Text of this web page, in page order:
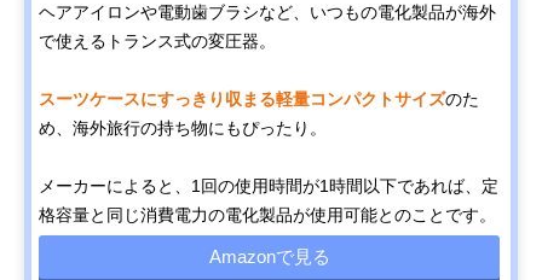
ヘアアイロンや電動歯ブラシなど、いつもの電化製品が海外
で使えるトランス式の変圧器。
スーツケースにすっきり収まる軽量コンパクトサイズのた
め、海外旅行の持ち物にもぴったり。
メーカーによると、1回の使用時間が1時間以下であれば、定
格容量と同じ消費電力の電化製品が使用可能とのことです。
Amazonで見る